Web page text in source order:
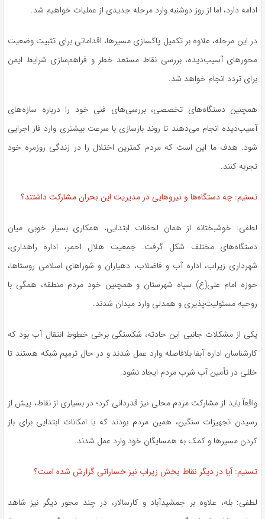
ادامه دارد، اما از روز دوشنبه وارد مرحله جدیدی از عملیات خواهیم شد.
در این مرحله، علاوه بر تکمیل پاکسازی مسیرها، اقداماتی برای تثبیت وضعیت
محورهای آسیب‌دیده، بررسی نقاط مستعد خطر و فراهم‌سازی شرایط ایمن
برای تردد انجام خواهد شد.
همچنین دستگاه‌های تخصصی، بررسی‌های فنی خود را درباره سازه‌های
آسیب‌دیده انجام می‌دهند تا روند بازسازی با سرعت بیشتری وارد فاز اجرایی
شود. هدف ما این است که مردم کمترین اختلال را در زندگی روزمره خود
تجربه کنند.
تسنیم: چه دستگاه‌ها و نیروهایی در مدیریت این بحران مشارکت داشتند؟
لطفی: خوشبختانه از همان لحظات ابتدایی، همکاری بسیار خوبی میان
دستگاه‌های مختلف شکل گرفت. جمعیت هلال احمر، اداره راهداری،
شهرداری زیراب، اداره آب و فاضلاب، دهیاران و شوراهای اسلامی روستاها،
حوزه امام علی(ع) سپاه شهرستان و همچنین خود مردم منطقه، همگی با
روحیه مسئولیت‌پذیری و همدلی وارد میدان شدند.
یکی از مشکلات جانبی این حادثه، شکستگی برخی خطوط انتقال آب بود که
کارشناسان اداره آبفا بلافاصله وارد عمل شدند و در حال ترمیم شبکه هستند تا
خللی در تأمین آب شرب مردم ایجاد نشود.
واقعاً باید از مشارکت مردم محلی نیز قدردانی کرد؛ در بسیاری از نقاط، پیش از
رسیدن تجهیزات سنگین، همین مردم بودند که با امکانات ابتدایی برای باز
کردن مسیرها و کمک به همسایگان خود وارد عمل شدند.
تسنیم: آیا در دیگر نقاط بخش زیراب نیز خساراتی گزارش شده است؟
لطفی: بله، علاوه بر جمشیدآباد و کارسالار، در چند محور دیگر نیز شاهد